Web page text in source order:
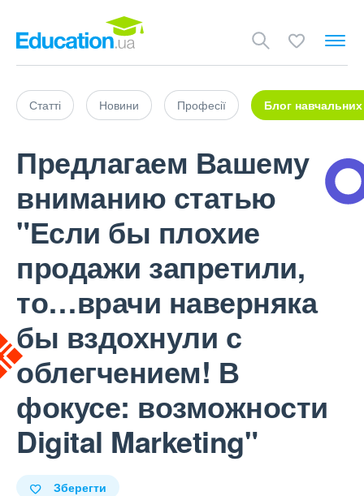
Статті Новини Професії Блог навчальних
Предлагаем Вашему
вниманию статью
"Если бы плохие
продажи запретили,
то…врачи наверняка
бы вздохнули с
облегчением! В
фокусе: возможности
Digital Marketing"
Зберегти